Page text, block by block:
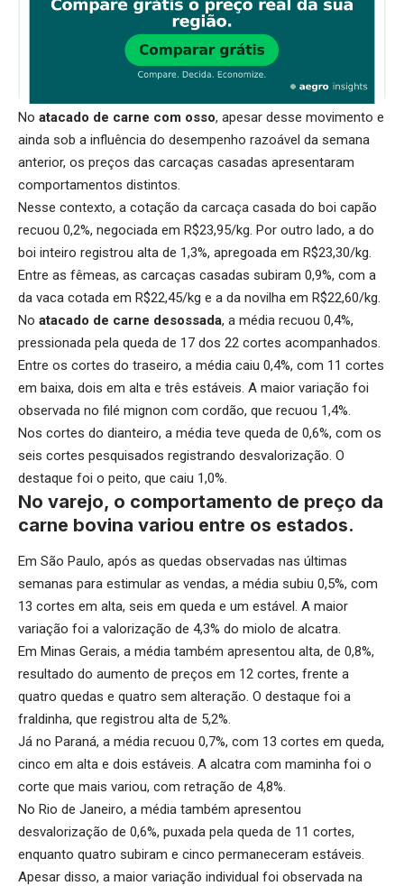
No atacado de carne com osso, apesar desse movimento e
ainda sob a influência do desempenho razoável da semana
anterior, os preços das carcaças casadas apresentaram
comportamentos distintos.
Nesse contexto, a cotação da carcaça casada do boi capão
recuou 0,2%, negociada em R$23,95/kg. Por outro lado, a do
boi inteiro registrou alta de 1,3%, apregoada em R$23,30/kg.
Entre as fêmeas, as carcaças casadas subiram 0,9%, com a
da vaca cotada em R$22,45/kg e a da novilha em R$22,60/kg.
No atacado de carne desossada, a média recuou 0,4%,
pressionada pela queda de 17 dos 22 cortes acompanhados.
Entre os cortes do traseiro, a média caiu 0,4%, com 11 cortes
em baixa, dois em alta e três estáveis. A maior variação foi
observada no filé mignon com cordão, que recuou 1,4%.
Nos cortes do dianteiro, a média teve queda de 0,6%, com os
seis cortes pesquisados registrando desvalorização. O
destaque foi o peito, que caiu 1,0%.
No varejo, o comportamento de preço da
carne bovina variou entre os estados.
Em São Paulo, após as quedas observadas nas últimas
semanas para estimular as vendas, a média subiu 0,5%, com
13 cortes em alta, seis em queda e um estável. A maior
variação foi a valorização de 4,3% do miolo de alcatra.
Em Minas Gerais, a média também apresentou alta, de 0,8%,
resultado do aumento de preços em 12 cortes, frente a
quatro quedas e quatro sem alteração. O destaque foi a
fraldinha, que registrou alta de 5,2%.
Já no Paraná, a média recuou 0,7%, com 13 cortes em queda,
cinco em alta e dois estáveis. A alcatra com maminha foi o
corte que mais variou, com retração de 4,8%.
No Rio de Janeiro, a média também apresentou
desvalorização de 0,6%, puxada pela queda de 11 cortes,
enquanto quatro subiram e cinco permaneceram estáveis.
Apesar disso, a maior variação individual foi observada na